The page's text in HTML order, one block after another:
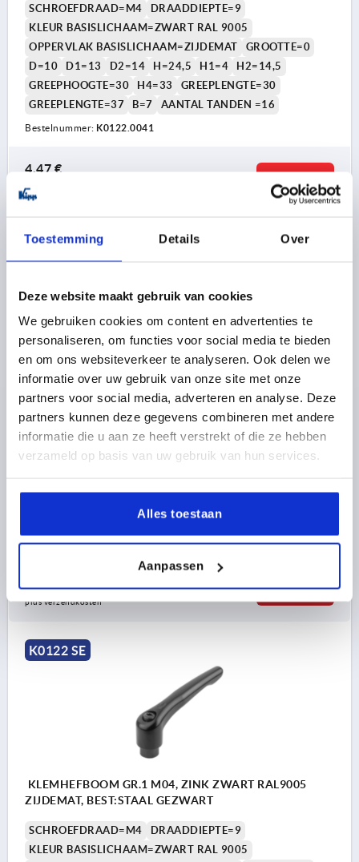
Toestemming Details Over
Deze website maakt gebruik van cookies
We gebruiken cookies om content en advertenties te
personaliseren, om functies voor social media te bieden
en om ons websiteverkeer te analyseren. Ook delen we
informatie over uw gebruik van onze site met onze
partners voor social media, adverteren en analyse. Deze
partners kunnen deze gegevens combineren met andere
informatie die u aan ze heeft verstrekt of die ze hebben
verzameld op basis van uw gebruik van hun services.
Alles toestaan
Aanpassen
SCHROEFDRAAD=M4
DRAADDIEPTE=9
KLEUR BASISLICHAAM=ZWART RAL 9005
OPPERVLAK BASISLICHAAM=ZIJDEMAT
GROOTTE=0
D=10
D1=13 D2=14 H=24,5 H1=4
H2=14,5
GREEPHOOGTE=30
H4=33
GREEPLENGTE=30
GREEPLENGTE=37
B=7 AANTAL TANDEN =16
Bestelnummer: K0122.0041
4,47 €
plus verzendkosten
K0122 SE
KLEMHEFBOOM GR.0 M05, ZINK ZWART RAL9005
ZIJDEMAT, BEST:STAAL GEZWART
SCHROEFDRAAD=M5
DRAADDIEPTE=9
KLEUR BASISLICHAAM=ZWART RAL 9005
OPPERVLAK BASISLICHAAM=ZIJDEMAT
GROOTTE=0
GREEPHOOGTE=30
H4=33
GREEPLENGTE=30
B=7 AANTAL TANDEN =16
Bestelnummer:K0122.0051
excl. BTW
plus verzendkosten
DETAILS
K0122 SE
KLEMHEFBOOM GR.1 M04, ZINK ZWART RAL9005
ZIJDEMAT, BEST:STAAL GEZWART
SCHROEFDRAAD=M4
DRAADDIEPTE=9
KLEUR BASISLICHAAM=ZWART RAL 9005